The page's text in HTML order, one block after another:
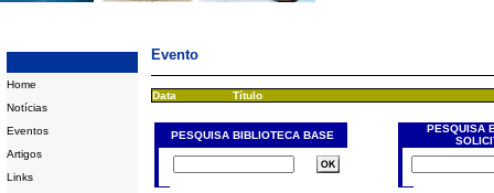
Home
Notícias
Eventos
Artigos
Links
Evento
Data Título
PESQUISA BIBLIOTECA BASE
PESQUISA